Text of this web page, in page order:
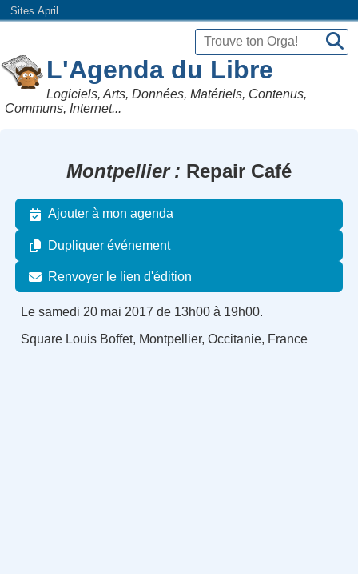
Sites April...
L'Agenda du Libre
Logiciels, Arts, Données, Matériels, Contenus,
Communs, Internet...
Montpellier Repair Café
Ajouter à mon agenda
Dupliquer événement
Renvoyer le lien d'édition
Le samedi 20 mai 2017 de 13h00 à 19h00.
Square Louis Boffet, Montpellier, Occitanie, France